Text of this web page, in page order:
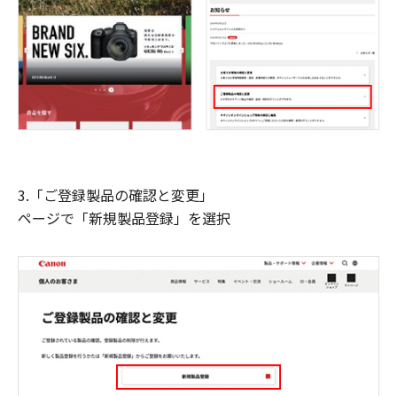
3.「ご登録製品の確認と変更」
ページで「新規製品登録」を選択